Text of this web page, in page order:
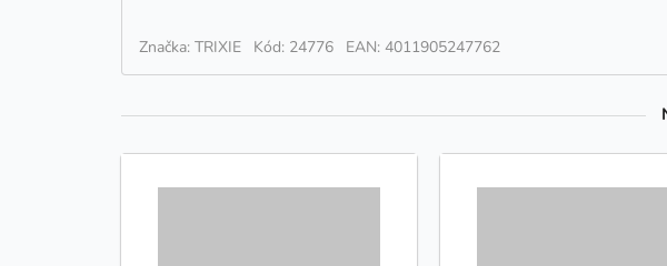
Značka: TRIXIE Kód: 24776 EAN: 4011905247762